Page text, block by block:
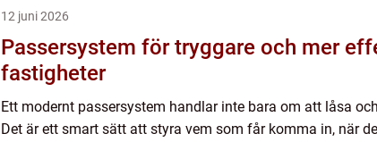
12 juni 2026
Passersystem för tryggare och mer
fastigheter
Ett modernt passersystem handlar inte bara om att låsa
Det är ett smart sätt att styra vem som får komma in, när